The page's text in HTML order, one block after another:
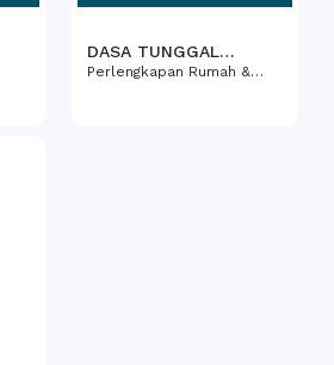
DASA TUNGGAL
NUSANTARA, CV
Perlengkapan Rumah &